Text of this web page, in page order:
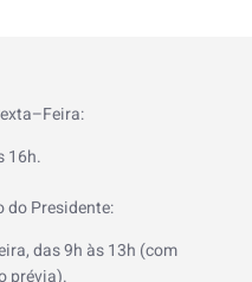
16h.
do Presidente:
das 9h às 13h (com
prévia).